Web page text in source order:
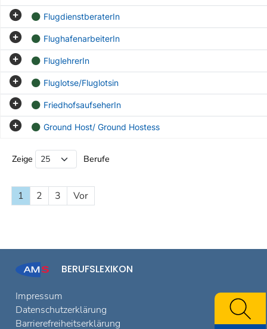
FlugdienstberaterIn
FlughafenarbeiterIn
FluglehrerIn
Fluglotse/Fluglotsin
FriedhofsaufseherIn
Ground Host/ Ground Hostess
Zeige Berufe
1 2 3 Vor
BERUFSLEXIKON
Impressum
Datenschutzerklärung
Barrierefreiheitserklärung